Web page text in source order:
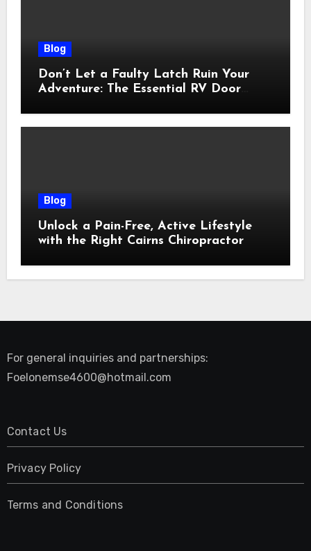
Blog
Don’t Let a Faulty Latch Ruin Your
Adventure: The Essential RV Door
Blog
Unlock a Pain-Free, Active Lifestyle
with the Right Cairns Chiropractor
For general inquiries and partnerships:
Foelonemse4600@hotmail.com
Contact Us
Privacy Policy
Terms and Conditions